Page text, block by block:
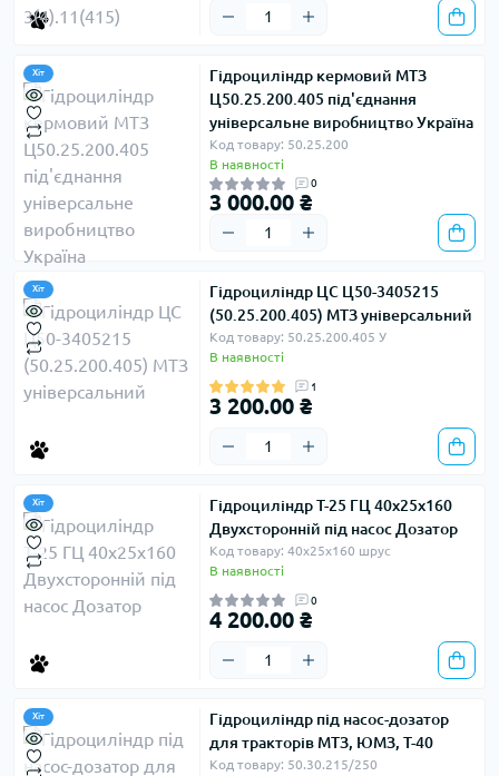
Хіт
Гідроциліндр кермовий МТЗ
Ц50.25.200.405 під'єднання
універсальне виробництво Україна
Код товару: 50.25.200
В наявності
0
3 000.00 ₴
Хіт
Гідроциліндр ЦС Ц50-3405215
(50.25.200.405) МТЗ універсальний
Код товару: 50.25.200.405 У
В наявності
1
3 200.00 ₴
Хіт
Гідроциліндр Т-25 ГЦ 40х25х160
Двухсторонній під насос Дозатор
Код товару: 40х25х160 шрус
В наявності
0
4 200.00 ₴
Хіт
Гідроциліндр під насос-дозатор
для тракторів МТЗ, ЮМЗ, Т-40
Код товару: 50.30.215/250